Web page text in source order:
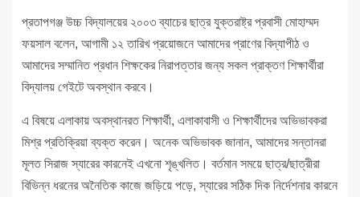
প্রতাপগঞ্জ উচ্চ বিদ্যালয়ের ২০০৩ ব্যাচের ছাত্র যুক্তরাষ্ট্র প্রবাসী মোহাম্মদ
ফয়সাল বলেন, আগামী ১২ তারিখ প্রয়োজনে আমাদের প্রাণের বিদ্যাপীঠ ও
আমাদের সম্মানিত প্রধান শিক্ষকের নিরাপত্তার জন্য সকল প্রাক্তণ শিক্ষার্থীরা
বিদ্যালয় গেইটে অবস্থান করবে।
এ বিষয়ে এলাকায় অবস্থানরত শিক্ষার্থী, এলাকাবাসী ও শিক্ষার্থীদের অভিভাবকরা
মিশ্র প্রতিক্রিয়া ব্যক্ত করেন। অনেক অভিভাবক জানান, আমাদের সন্তানরা
মূলত সিরাজ স্যারের কারনেই এখনো শৃঙ্খলিত। বর্তমান সময়ে ছাত্র/ছাত্রীরা
বিভিন্ন ধরনের অনৈতিক কাজে জড়িয়ে পড়ে, স্যারের সঠিক দিক নির্দেশনার কারনে